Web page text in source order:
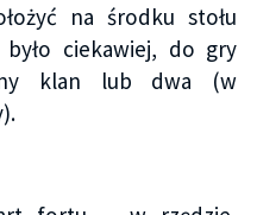
na środku stołu
ciekawiej, do gry
klan lub dwa (w